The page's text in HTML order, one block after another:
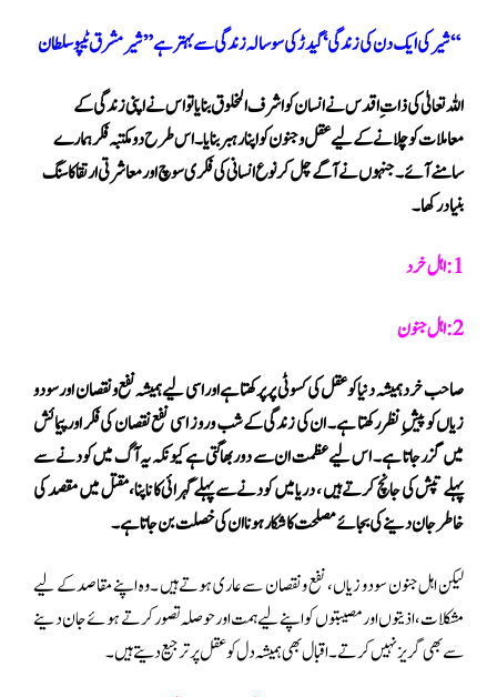
“شیر کی ایک دن کی زندگی‘ گیدڑ کی سو سالہ زندگی سے بہتر ہے ” شیر مشرق ٹیپو سلطان‎
اللہ تعالیٰ کی ذات ِ اقدس نے انسان کو اشرف المخلوق بنایا تو اس نے اپنی زندگی کے
معاملات کو چلانے کے لیےعقل وجنون کو اپنا رہبر بنایا۔اس طرح دو مکتبہ فکر ہمارے
سامنے آئے۔جنہوں نے آگے چل کر نوع انسانی کی فکری سوچ اور معاشرتی ارتقا کا سنگ
بنیاد رکھا۔
1: اہل خرد
2: اہل جنون
صاحب خرد ہمیشہ دنیا کو عقل کی کسوٹی پر پرکھتا ہے اور اسی لیے ہمیشہ نفع و نقصان اور سود و
زیاں کو پیش ِنظر رکھتا ہے ۔ ان کی زندگی کے شب و روز اسی نفع نقصان کی فکر اور پیمائش
میں گزر جاتا ہے ۔ اس لیے عظمت ان سے دور بھاگتی ہے کیونکہ یہ آگ میں کودنے سے
پہلے تپش کی جانچ کرتے ہیں ، دریا میں کودنے سے پہلے گہرائی کا ناپنا،مقتل میں مقصد کی
خاطر جان دینے کی بجائے مصلحت کا شکار ہونا ان کی خصلت بن جاتا ہے۔
لیکن اہل جنون سود و زیاں ، نفع و نقصان سے عاری ہوتے ہیں ۔ وہ اپنے مقاصد کے لیے
مشکلات ، اذیتوں اور مصیبتوں کو اپنے لیے ہمت اور حوصلہ تصور کرتے ہوئے جان دینے
سے بھی گریز نہیں کرتے۔اقبال بھی ہمیشہ دل کو عقل پر ترجیع دیتے ہیں۔